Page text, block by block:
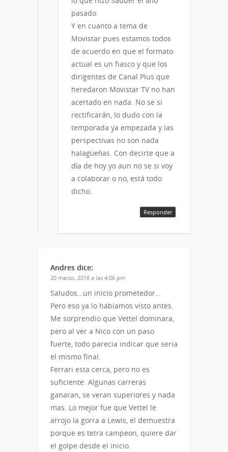
pasado.
Y en cuanto a tema de
Movistar pues estamos todos
de acuerdo en que el formato
actual es un fiasco y que los
dirigentes de Canal Plus que
heredaron Movistar TV no han
acertado en nada. No se si
rectificarán, lo dudo con la
temporada ya empezada y las
perspectivas no son nada
halagüeñas. Con decirte que a
día de hoy yo aun no se si voy
a colaborar o no, está todo
dicho.
Responder
Andres dice:
20 marzo, 2016 a las 4:06 pm
Saludos…un inicio prometedor…
Pero eso ya lo habiamos visto antes.
Me sorprendio que Vettel dominara,
pero al ver a Nico con un paso
fuerte, todo parecia indicar que seria
el mismo final.
Ferrari esta cerca, pero no es
suficiente. Algunas carreras
ganaran, se veran superiores y nada
mas. Lo mejor fue que Vettel le
arrojo la gorra a Lewis, el demuestra
porque es tetra campeon, quiere dar
el golpe desde el inicio.